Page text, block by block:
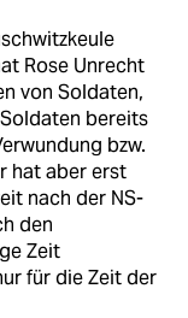
Rose Unrecht
von Soldaten,
bereits
bzw.
hat aber erst
nach der NS-
den
Zeit
für die Zeit der